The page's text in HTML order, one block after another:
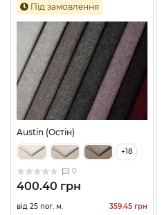
Під замовлення
Austin (Остін)
+18
0
400.40 грн
від 25 пог. м. 359.45 грн